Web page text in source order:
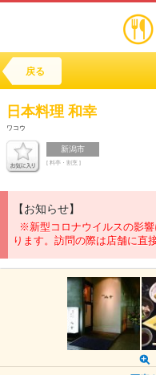
戻る
日本料理 和幸
ワコウ
新潟市
[ 料亭・割烹 ]
【お知らせ】
※新型コロナウイルスの影
ります。訪問の際は店舗に直